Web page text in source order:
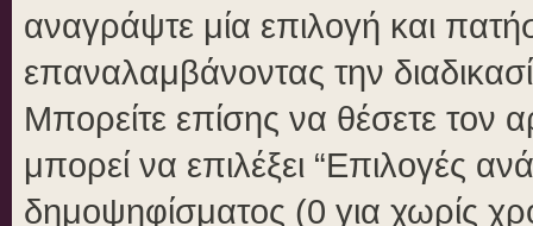
αναγράψτε μία επιλογή και
επαναλαμβάνοντας την
Μπορείτε επίσης να θέσετε τον
μπορεί να επιλέξει “Επιλογές
δημοψηφίσματος (0 για χωρίς